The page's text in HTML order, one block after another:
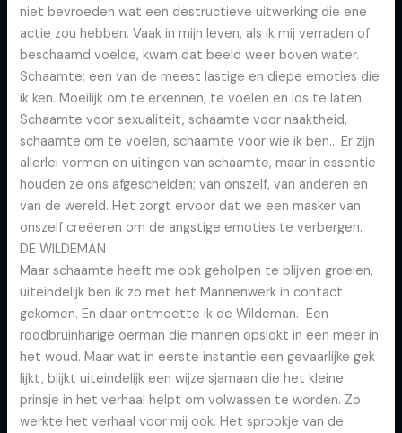
niet bevroeden wat een destructieve uitwerking die ene
actie zou hebben. Vaak in mijn leven, als ik mij verraden of
beschaamd voelde, kwam dat beeld weer boven water.
Schaamte; een van de meest lastige en diepe emoties die
ik ken. Moeilijk om te erkennen, te voelen en los te laten.
Schaamte voor sexualiteit, schaamte voor naaktheid,
schaamte om te voelen, schaamte voor wie ik ben… Er zijn
allerlei vormen en uitingen van schaamte, maar in essentie
houden ze ons afgescheiden; van onszelf, van anderen en
van de wereld. Het zorgt ervoor dat we een masker van
onszelf creëeren om de angstige emoties te verbergen.
DE WILDEMAN
Maar schaamte heeft me ook geholpen te blijven groeien,
uiteindelijk ben ik zo met het Mannenwerk in contact
gekomen. En daar ontmoette ik de Wildeman. Een
roodbruinharige oerman die mannen opslokt in een meer in
het woud. Maar wat in eerste instantie een gevaarlijke gek
lijkt, blijkt uiteindelijk een wijze sjamaan die het kleine
prinsje in het verhaal helpt om volwassen te worden. Zo
werkte het verhaal voor mij ook. Het sprookje van de